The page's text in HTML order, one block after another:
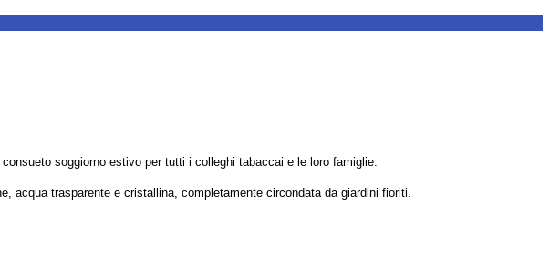
consueto soggiorno estivo per tutti i colleghi tabaccai e le loro famiglie.
acqua trasparente e cristallina, completamente circondata da giardini fioriti.